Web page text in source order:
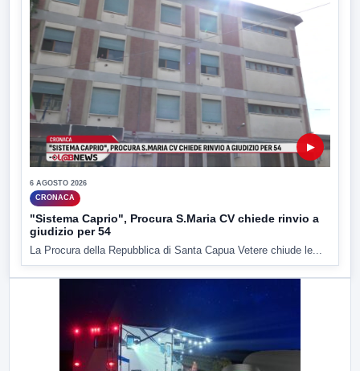
▶
6 AGOSTO 2026
CRONACA
"Sistema Caprio", Procura S.Maria CV chiede rinvio a
giudizio per 54
La Procura della Repubblica di Santa Capua Vetere chiude le...